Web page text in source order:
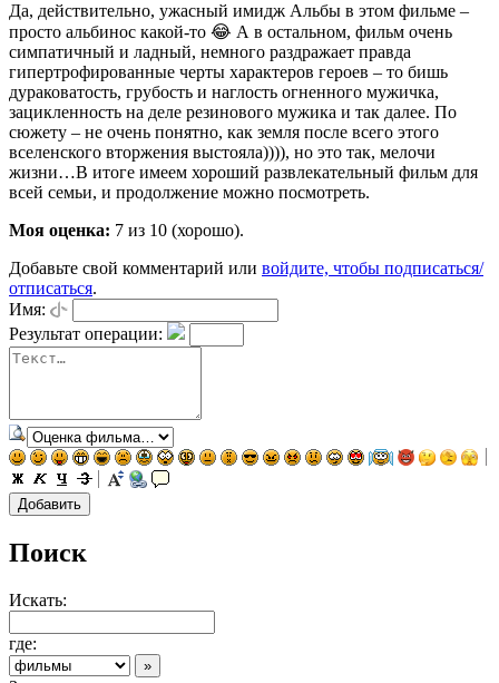
Да, действительно, ужасный имидж Альбы в этом фильме –
просто альбинос какой-то 😂 А в остальном, фильм очень
симпатичный и ладный, немного раздражает правда
гипертрофированные черты характеров героев – то бишь
дураковатость, грубость и наглость огненного мужичка,
зацикленность на деле резинового мужика и так далее. По
сюжету – не очень понятно, как земля после всего этого
вселенского вторжения выстояла)))), но это так, мелочи
жизни…В итоге имеем хороший развлекательный фильм для
всей семьи, и продолжение можно посмотреть.
Моя оценка: 7 из 10 (хорошо).
Добавьте свой комментарий или войдите, чтобы подписаться/
отписаться.
Имя:
Результат операции:
Поиск
Искать:
где: